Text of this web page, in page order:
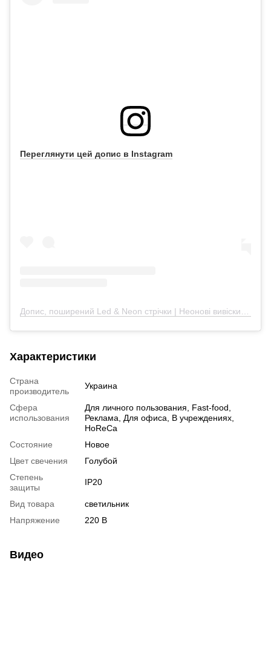
Переглянути цей допис в Instagram
Характеристики
Страна
производитель
Украина
Сфера
использования
Для личного пользования, Fast-food,
Реклама, Для офиса, В учреждениях,
HoReCa
Состояние
Новое
Цвет свечения
Голубой
Степень
защиты
IP20
Вид товара
светильник
Напряжение
220 В
Видео